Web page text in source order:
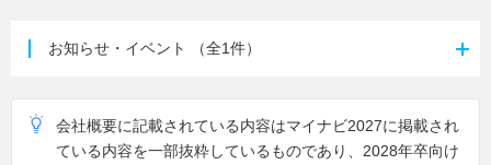
お知らせ・イベント （全1件）
会社概要に記載されている内容はマイナビ2027に掲載され
ている内容を一部抜粋しているものであり、2028年卒向け